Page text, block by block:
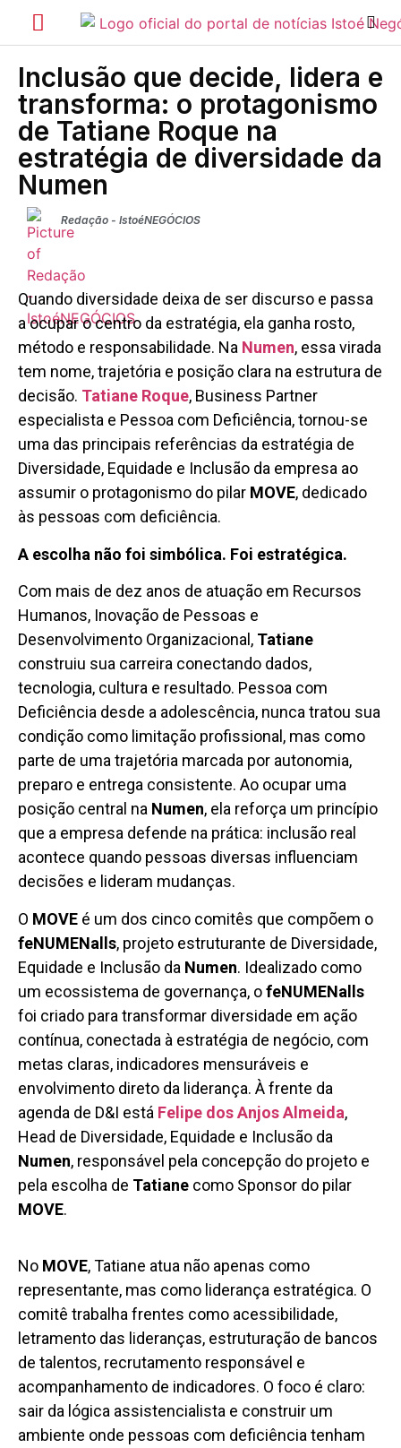
Inclusão que decide, lidera e
transforma: o protagonismo
de Tatiane Roque na
estratégia de diversidade da
Numen
Redação - IstoéNEGÓCIOS
Quando diversidade deixa de ser discurso e passa
a ocupar o centro da estratégia, ela ganha rosto,
método e responsabilidade. Na Numen, essa virada
tem nome, trajetória e posição clara na estrutura de
decisão. Tatiane Roque, Business Partner
especialista e Pessoa com Deficiência, tornou-se
uma das principais referências da estratégia de
Diversidade, Equidade e Inclusão da empresa ao
assumir o protagonismo do pilar MOVE, dedicado
às pessoas com deficiência.
A escolha não foi simbólica. Foi estratégica.
Com mais de dez anos de atuação em Recursos
Humanos, Inovação de Pessoas e
Desenvolvimento Organizacional, Tatiane
construiu sua carreira conectando dados,
tecnologia, cultura e resultado. Pessoa com
Deficiência desde a adolescência, nunca tratou sua
condição como limitação profissional, mas como
parte de uma trajetória marcada por autonomia,
preparo e entrega consistente. Ao ocupar uma
posição central na Numen, ela reforça um princípio
que a empresa defende na prática: inclusão real
acontece quando pessoas diversas influenciam
decisões e lideram mudanças.
O MOVE é um dos cinco comitês que compõem o
feNUMENalls, projeto estruturante de Diversidade,
Equidade e Inclusão da Numen. Idealizado como
um ecossistema de governança, ofeNUMENalls
foi criado para transformar diversidade em ação
contínua, conectada à estratégia de negócio, com
metas claras, indicadores mensuráveis e
envolvimento direto da liderança. À frente da
agenda de D&I está Felipe dos Anjos Almeida,
Head de Diversidade, Equidade e Inclusão da
Numen, responsável pela concepção do projeto e
pela escolha de Tatiane como Sponsor do pilar
MOVE.
No MOVE, Tatiane atua não apenas como
representante, mas como liderança estratégica. O
comitê trabalha frentes como acessibilidade,
letramento das lideranças, estruturação de bancos
de talentos, recrutamento responsável e
acompanhamento de indicadores. O foco é claro:
sair da lógica assistencialista e construir um
ambiente onde pessoas com deficiência tenham